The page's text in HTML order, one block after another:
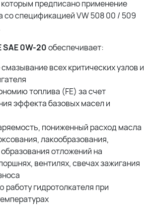
предписано применение
со спецификацией VW 508 00 / 509
SAE 0W-20обеспечивает:
всех критических узлов и
топлива (FE) за счет
эффекта базовых масел и
пониженный расход масла
лакообразования,
отложений на
вентилях, свечах зажигания
работу гидротолкателя при